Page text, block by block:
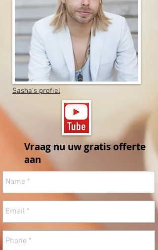
Sasha's profiel
Vraag nu uw gratis offerte
aan